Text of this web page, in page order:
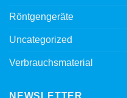
Röntgengeräte
Uncategorized
Verbrauchsmaterial